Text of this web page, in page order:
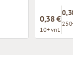
0,38 €
10+ vnt.